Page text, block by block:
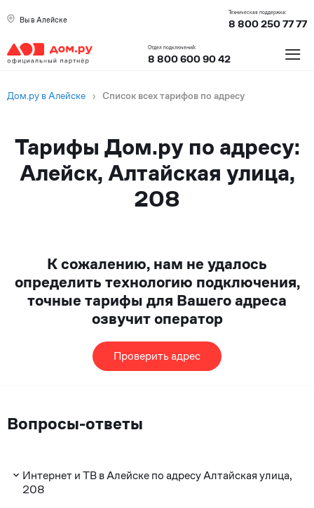
Вы в Алейске
Техническая поддержка:
8 800 250 77 77
Отдел подключений:
8 800 600 90 42 ≡
Дом.ру в Алейске › Список всех тарифов по адресу
Тарифы Дом.ру по адресу:
Алейск, Алтайская улица,
208
К сожалению, нам не удалось
определить технологию подключения,
точные тарифы для Вашего адреса
озвучит оператор
Проверить адрес
Вопросы-ответы
Интернет и ТВ в Алейске по адресу Алтайская улица,
208